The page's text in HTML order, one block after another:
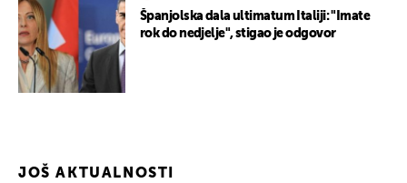
Španjolska dala ultimatum Italiji: "Imate
rok do nedjelje", stigao je odgovor
JOŠ AKTUALNOSTI